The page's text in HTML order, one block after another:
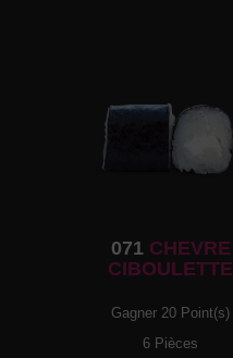
071CHEVRE
CIBOULETTE
Gagner 20 Point(s)
6 Pièces